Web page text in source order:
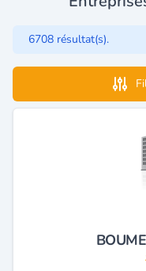
6708 résultat(s).